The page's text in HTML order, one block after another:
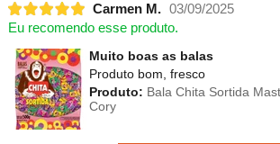
Carmen M. 03/09/2025
Eu recomendo esse produto.
Muito boas as balas
Produto bom, fresco
Produto: Bala Chita Sortida
Cory